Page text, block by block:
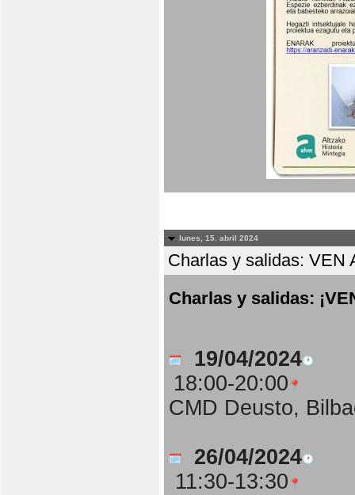
lunes, 15. abril 2024
Charlas y salidas: VEN
Charlas y salidas:
19/04/2024
18:00-20:00
CMD Deusto,
26/04/2024
11:30-13:30